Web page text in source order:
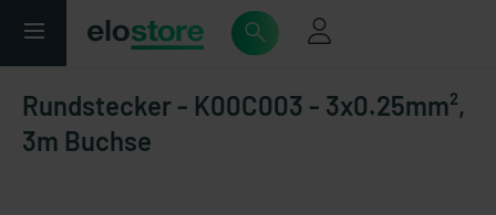
Rundstecker - K00C003 - 3x0.25mm²,
3m Buchse